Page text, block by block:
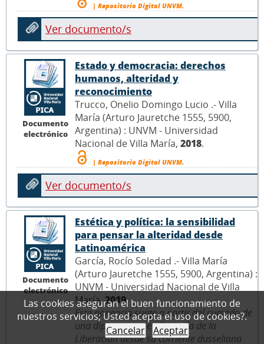
| Repositorio Digital UNVM.
Ver documento/s
Documento
electrónico
Estado y democracia: derechos
humanos, alteridad y
reconocimiento
Trucco, Onelio Domingo Lucio .- Villa
María (Arturo Jauretche 1555, 5900,
Argentina) : UNVM - Universidad
Nacional de Villa María, 2018.
| Repositorio Digital UNVM.
Ver documento/s
Documento
electrónico
Estética y política: la sensibilidad
para pensar la alteridad desde
Latinoamérica
García, Rocío Soledad .- Villa María
(Arturo Jauretche 1555, 5900, Argentina) :
UNVM - Universidad Nacional de Villa
María,2019.
Esta ponencia surge a partir del cursado de
una diplomatura en Filosofía de la
Liberación desde su corriente dusseliana
Las cookies aseguran el buen funcionamiento de
nuestros servicios; Usted acepta el uso de cookies?.
Cancelar
Aceptar